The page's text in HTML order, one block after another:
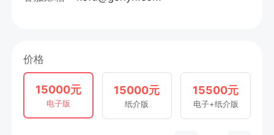
价格
15000元
电子版
15000元
纸介版
15500元
电子+纸介版